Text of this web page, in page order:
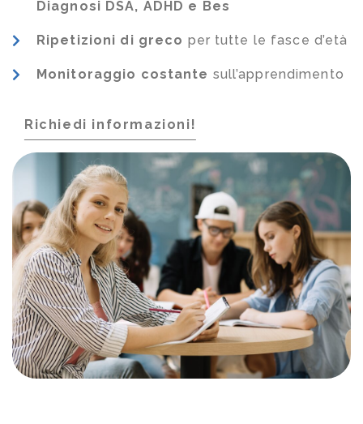
Diagnosi DSA, ADHD e Bes
Ripetizioni di greco per tutte le fasce d’età
Monitoraggio costante sull’apprendimento
Richiedi informazioni!